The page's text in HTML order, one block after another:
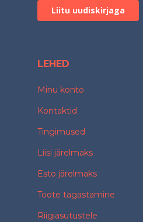
LEHED
Minu konto
Kontaktid
Tingimused
Liisi järelmaks
Esto järelmaks
Toote tagastamine
Riigiasutustele